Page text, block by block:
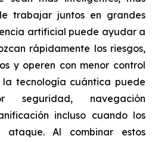
trabajar juntos en grandes
artificial puede ayudar a
rápidamente los riesgos,
y operen con menor control
la tecnología cuántica puede
seguridad, navegación
incluso cuando los
ataque. Al combinar estos